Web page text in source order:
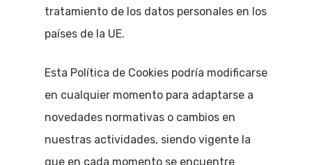
tratamiento de los datos personales en los
países de la UE.
Esta Política de Cookies podría modificarse
en cualquier momento para adaptarse a
novedades normativas o cambios en
nuestras actividades, siendo vigente la
que en cada momento se encuentre